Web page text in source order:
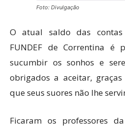
Foto: Divulgação
O atual saldo das
FUNDEF de Correntina é
sucumbir os sonhos e
obrigados a aceitar,
que seus suores não lhe
Ficaram os professores